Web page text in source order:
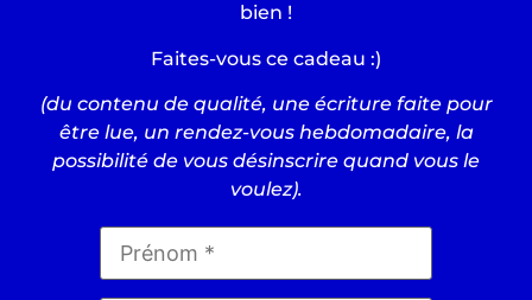
bien !
Faites-vous ce cadeau :)
(du contenu de qualité, une écriture faite pour
être lue, un rendez-vous hebdomadaire, la
possibilité de vous désinscrire quand vous le
voulez).